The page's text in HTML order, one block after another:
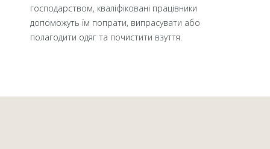
господарством, кваліфіковані працівники
допоможуть їм попрати, випрасувати або
полагодити одяг та почистити взуття.